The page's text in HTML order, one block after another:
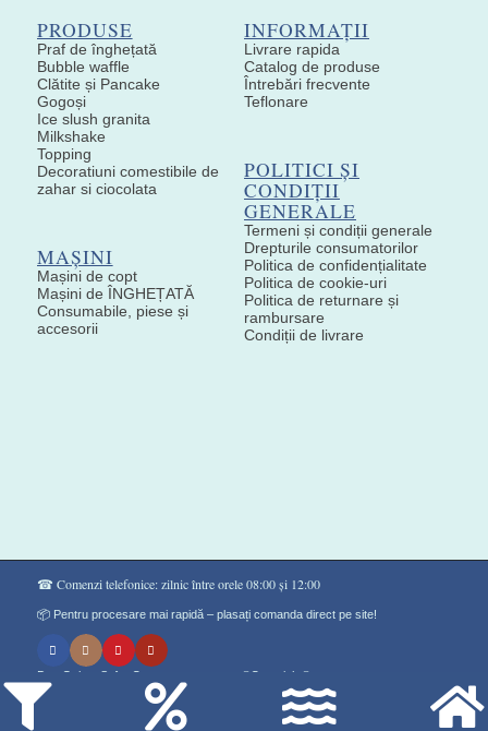
PRODUSE
Praf de înghețată
Bubble waffle
Clătite și Pancake
Gogoși
Ice slush granita
Milkshake
Topping
Decoratiuni comestibile de
zahar si ciocolata
MAȘINI
Mașini de copt
Mașini de ÎNGHEȚATĂ
Consumabile, piese și
accesorii
INFORMAȚII
Livrare rapida
Catalog de produse
Întrebări frecvente
Teflonare
POLITICI ȘI
CONDIȚII
GENERALE
Termeni și condiții generale
Drepturile consumatorilor
Politica de confidențialitate
Politica de cookie-uri
Politica de returnare și
rambursare
Condiții de livrare
☎ Comenzi telefonice: zilnic între orele 08:00 și 12:00
📦 Pentru procesare mai rapidă – plasați comanda direct pe site!
Don Gelato Soft - Сладоледи на прах ®Copyright©